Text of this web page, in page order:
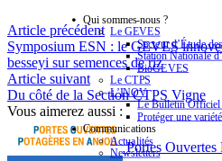
Article précédent
Symposium ESN : le GEVES
besseyi sur semences de riz
Article suivant
Du côté de la Section CTPS Vigne
Vous aimerez aussi :
Portes Ouvertes
Qui sommes-nous ?
Le GEVES
Secteur d’Étude
Station Nationale
BioGEVES
Le CTPS
L’INOV
Le Bulletin
Protéger une variété
Communications
Actualités
Newsletters